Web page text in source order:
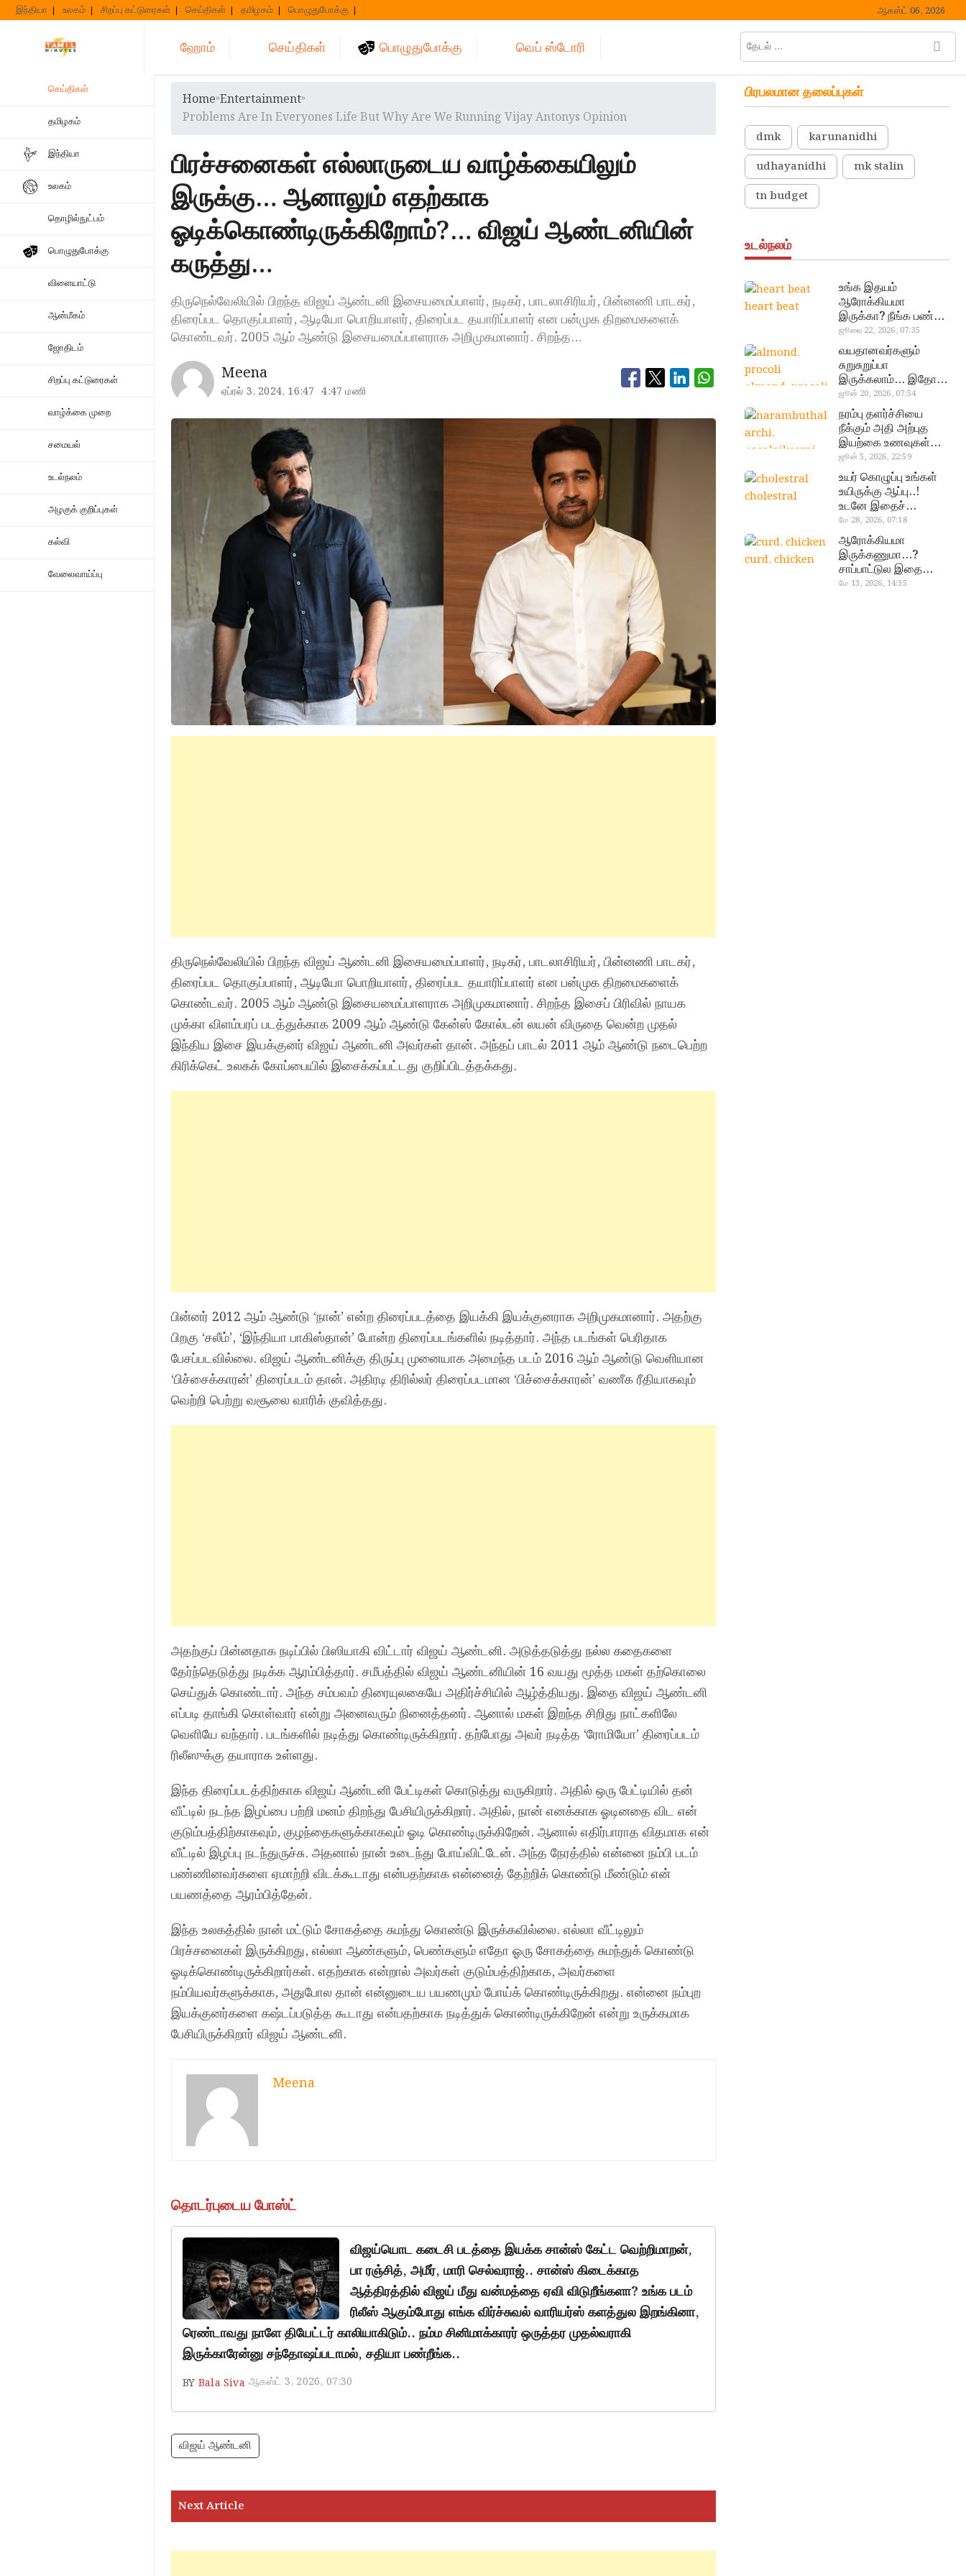
Skip
to
இந்தியா உலகம் சிறப்பு கட்டுரைகள் செய்திகள் தமிழகம் பொழுதுபோக்கு ஆகஸ்ட் 06, 2026
ஹோம் செய்திகள் பொழுதுபோக்கு வெப் ஸ்டோரி
தேடல்
… M
செய்திகள்
தமிழகம்
இந்தியா
உலகம்
தொழில்நுட்பம்
பொழுதுபோக்கு
விளையாட்டு
ஆன்மீகம்
ஜோதிடம்
சிறப்பு கட்டுரைகள்
வாழ்க்கை முறை
சமையல்
உடல்நலம்
அழகுக் குறிப்புகள்
கல்வி
வேலைவாய்ப்பு
Home»Entertainment»
Problems Are In Everyones Life But Why Are We Running Vijay Antonys Opinion
பிரச்சனைகள் எல்லாருடைய வாழ்க்கையிலும்
இருக்கு… ஆனாலும் எதற்காக
ஓடிக்கொண்டிருக்கிறோம்?… விஜய் ஆண்டனியின்
கருத்து…
திருநெல்வேலியில் பிறந்த விஜய் ஆண்டனி இசையமைப்பாளர், நடிகர், பாடலாசிரியர், பின்னணி பாடகர்,
திரைப்பட தொகுப்பாளர், ஆடியோ பொறியாளர், திரைப்பட தயாரிப்பாளர் என பன்முக திறமைகளைக்
கொண்டவர். 2005 ஆம் ஆண்டு இசையமைப்பாளராக அறிமுகமானார். சிறந்த…
Meena
ஏப்ரல் 3, 2024, 16:47 4:47 மணி
திருநெல்வேலியில் பிறந்த விஜய் ஆண்டனி இசையமைப்பாளர், நடிகர், பாடலாசிரியர், பின்னணி பாடகர்,
திரைப்பட தொகுப்பாளர், ஆடியோ பொறியாளர், திரைப்பட தயாரிப்பாளர் என பன்முக திறமைகளைக்
கொண்டவர். 2005 ஆம் ஆண்டு இசையமைப்பாளராக அறிமுகமானார். சிறந்த இசைப் பிரிவில் நாயக
முக்கா விளம்பரப் படத்துக்காக 2009 ஆம் ஆண்டு கேன்ஸ் கோல்டன் லயன் விருதை வென்ற முதல்
இந்திய இசை இயக்குனர் விஜய் ஆண்டனி அவர்கள் தான். அந்தப் பாடல் 2011 ஆம் ஆண்டு நடைபெற்ற
கிரிக்கெட் உலகக் கோப்பையில் இசைக்கப்பட்டது குறிப்பிடத்தக்கது.
பின்னர் 2012 ஆம் ஆண்டு ‘நான்’ என்ற திரைப்படத்தை இயக்கி இயக்குனராக அறிமுகமானார். அதற்கு
பிறகு ‘சலீம்’, ‘இந்தியா பாகிஸ்தான்’ போன்ற திரைப்படங்களில் நடித்தார். அந்த படங்கள் பெரிதாக
பேசப்படவில்லை. விஜய் ஆண்டனிக்கு திருப்பு முனையாக அமைந்த படம் 2016 ஆம் ஆண்டு வெளியான
‘பிச்சைக்காரன்’ திரைப்படம் தான். அதிரடி திரில்லர் திரைப்படமான ‘பிச்சைக்காரன்’ வணீக ரீதியாகவும்
வெற்றி பெற்று வசூலை வாரிக் குவித்தது.
அதற்குப் பின்னதாக நடிப்பில் பிஸியாகி விட்டார் விஜய் ஆண்டனி. அடுத்தடுத்து நல்ல கதைகளை
தேர்ந்தெடுத்து நடிக்க ஆரம்பித்தார். சமீபத்தில் விஜய் ஆண்டனியின் 16 வயது மூத்த மகள் தற்கொலை
செய்துக் கொண்டார். அந்த சம்பவம் திரையுலகையே அதிர்ச்சியில் ஆழ்த்தியது. இதை விஜய் ஆண்டனி
எப்படி தாங்கி கொள்வார் என்று அனைவரும் நினைத்தனர். ஆனால் மகள் இறந்த சிறிது நாட்களிலே
வெளியே வந்தார். படங்களில் நடித்து கொண்டிருக்கிறார். தற்போது அவர் நடித்த ‘ரோமியோ’ திரைப்படம்
ரிலீஸுக்கு தயாராக உள்ளது.
இந்த திரைப்படத்திற்காக விஜய் ஆண்டனி பேட்டிகள் கொடுத்து வருகிறார். அதில் ஒரு பேட்டியில் தன்
வீட்டில் நடந்த இழப்பை பற்றி மனம் திறந்து பேசியிருக்கிறார். அதில், நான் எனக்காக ஓடினதை விட என்
குடும்பத்திற்காகவும், குழந்தைகளுக்காகவும் ஓடி கொண்டிருக்கிறேன். ஆனால் எதிர்பாராத விதமாக என்
வீட்டில் இழப்பு நடந்துருச்சு. அதனால் நான் உடைந்து போய்விட்டேன். அந்த நேரத்தில் என்னை நம்பி படம்
பண்ணினவர்களை ஏமாற்றி விடக்கூடாது என்பதற்காக என்னைத் தேற்றிக் கொண்டு மீண்டும் என்
பயணத்தை ஆரம்பித்தேன்.
இந்த உலகத்தில் நான் மட்டும் சோகத்தை சுமந்து கொண்டு இருக்கவில்லை. எல்லா வீட்டிலும்
பிரச்சனைகள் இருக்கிறது, எல்லா ஆண்களும், பெண்களும் எதோ ஓரு சோகத்தை சுமந்துக் கொண்டு
ஓடிக்கொண்டிருக்கிறார்கள். எதற்காக என்றால் அவர்கள் குடும்பத்திற்காக, அவர்களை
நம்பியவர்களுக்காக, அதுபோல தான் என்னுடைய பயணமும் போய்க் கொண்டிருக்கிறது. என்னை நம்புற
இயக்குனர்களை கஷ்டப்படுத்த கூடாது என்பதற்காக நடித்துக் கொண்டிருக்கிறேன் என்று உருக்கமாக
பேசியிருக்கிறார் விஜய் ஆண்டனி.
Meena
தொடர்புடைய போஸ்ட்
விஜய்யொட கடைசி படத்தை இயக்க சான்ஸ் கேட்ட வெற்றிமாறன்,
பா ரஞ்சித், அமீர், மாரி செல்வராஜ்.. சான்ஸ் கிடைக்காத
ஆத்திரத்தில் விஜய் மீது வன்மத்தை ஏவி விடுறீங்களா? உங்க படம்
ரிலீஸ் ஆகும்போது எங்க விர்ச்சுவல் வாரியர்ஸ் களத்துல இறங்கினா,
ரெண்டாவது நாளே தியேட்டர் காலியாகிடும்.. நம்ம சினிமாக்காரர் ஒருத்தர முதல்வராகி
இருக்காரேன்னு சந்தோஷப்படாமல், சதியா பண்றீங்க..
BY Bala Siva ஆகஸ்ட் 3, 2026, 07:30
விஜய் ஆண்டனி
பிரபலமான தலைப்புகள்
dmk
karunanidhi
udhayanidhi
mk stalin
tn budget
உடல்நலம்
heart beat
உங்க இதயம்
ஆரோக்கியமா
இருக்கா? நீங்க பண்ண
வேண்டிய எளிய 5
டெஸ்ட்!
ஜூலை 22, 2026, 07:35
almond, procoli
வயதானவர்களும்
சுறுசுறுப்பா
இருக்கலாம்… இதோ
சூப்பர் உணவுகள்!
ஜூன் 20, 2026, 07:54
narambuthalar
chi,
pasalaikeerai
நரம்பு தளர்ச்சியை
நீக்கும் அதி அற்புத
இயற்கை உணவுகள்…
தவற விட்டுறாதீங்க!
ஜூன் 5, 2026, 22:59
cholestral
உயர் கொழுப்பு உங்கள்
உயிருக்கு ஆப்பு..!
உடனே இதைச்
செய்யுங்க!
மே 28, 2026, 07:18
curd, chicken
ஆரோக்கியமா
இருக்கணுமா…?
சாப்பாட்டுல இதை
எல்லாம்
மே 13, 2026, 14:35